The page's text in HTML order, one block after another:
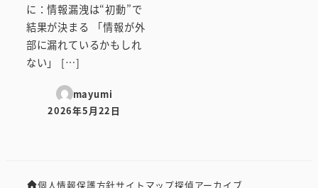
に：情報漏洩は“初動”で
結果が決まる 「情報が外
部に漏れているかもしれ
ない」 […]
mayumi
投稿日
2026年5月22日
個人情報保護方針サイトマップ探偵アーカイブ